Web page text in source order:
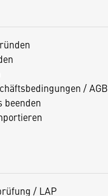
/ AGB
beenden
/ LAP